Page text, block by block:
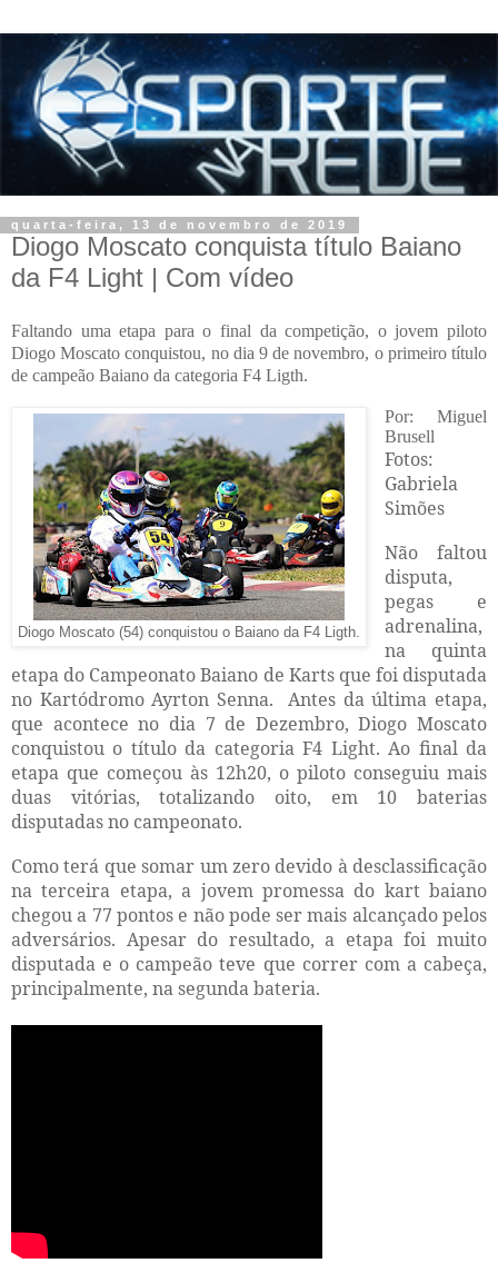
quarta-feira, 13 de novembro de 2019
Diogo Moscato conquista título Baiano
da F4 Light | Com vídeo
Faltando uma etapa para o final da competição, o jovem piloto
Diogo Moscato conquistou, no dia 9 de novembro, o primeiro título
de campeão Baiano da categoria F4 Ligth.
Diogo Moscato (54) conquistou o Baiano da F4 Ligth.
Por: Miguel
Brusell
Fotos:
Gabriela
Simões
Não faltou
disputa,
pegas e
adrenalina,
na quinta
etapa do Campeonato Baiano de Karts que foi disputada
no Kartódromo Ayrton Senna.
Antes da última etapa,
que acontece no dia 7 de Dezembro, Diogo Moscato
conquistou o título da categoria F4 Light. Ao final da
etapa que começou às 12h20, o piloto conseguiu mais
duas vitórias, totalizando oito, em 10 baterias
disputadas no campeonato.
Como terá que somar um zero devido à desclassificação
na terceira etapa, a jovem promessa do kart baiano
chegou a 77 pontos e não pode ser mais alcançado pelos
adversários. Apesar do resultado, a etapa foi muito
disputada e o campeão teve que correr com a cabeça,
principalmente, na segunda bateria.